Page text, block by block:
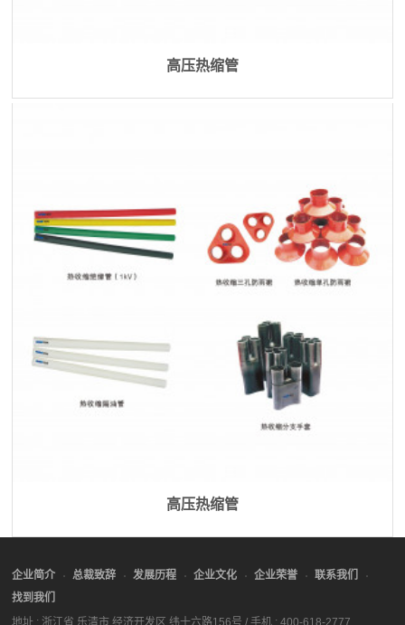
高压热缩管
高压热缩管
企业简介 总裁致辞 发展历程 企业文化 企业荣誉
联系我们
找到我们
地址 : 浙江省 乐清市 经济开发区 纬十六路156号 / 手机 : 400-618-2777